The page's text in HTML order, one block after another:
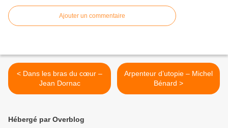
Ajouter un commentaire
< Dans les bras du cœur –
Jean Dornac
Arpenteur d’utopie – Michel
Bénard >
Hébergé par Overblog